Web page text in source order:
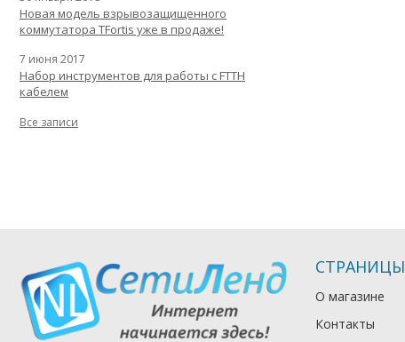
Новая модель взрывозащищенного
коммутатора TFortis уже в продаже!
7 июня 2017
Набор инструментов для работы с FTTH
кабелем
Все записи
СТРАНИЦЫ
О магазине
Контакты